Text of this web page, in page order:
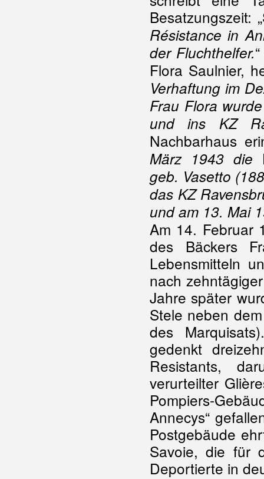
Besatzungszeit:
Résistance in
der Fluchthelfer.
Flora Saulnier,
Verhaftung im
Frau Flora
und ins KZ
Nachbarhaus
März 1943 die
geb. Vasetto
das KZ
und am 13. Mai
Am 14. Februar
des Bäckers
Lebensmitteln
nach
Jahre später
Stele neben
des
gedenkt
Resistants,
verurteilter
Pompiers-
Annecys“
Postgebäude
Savoie, die für
Deportierte in